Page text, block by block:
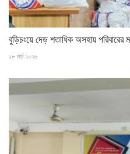
বুড়িচংয়ে দেড় শতাধিক অসহায় পরিবারের
১৮ মার্চ ২০২৬